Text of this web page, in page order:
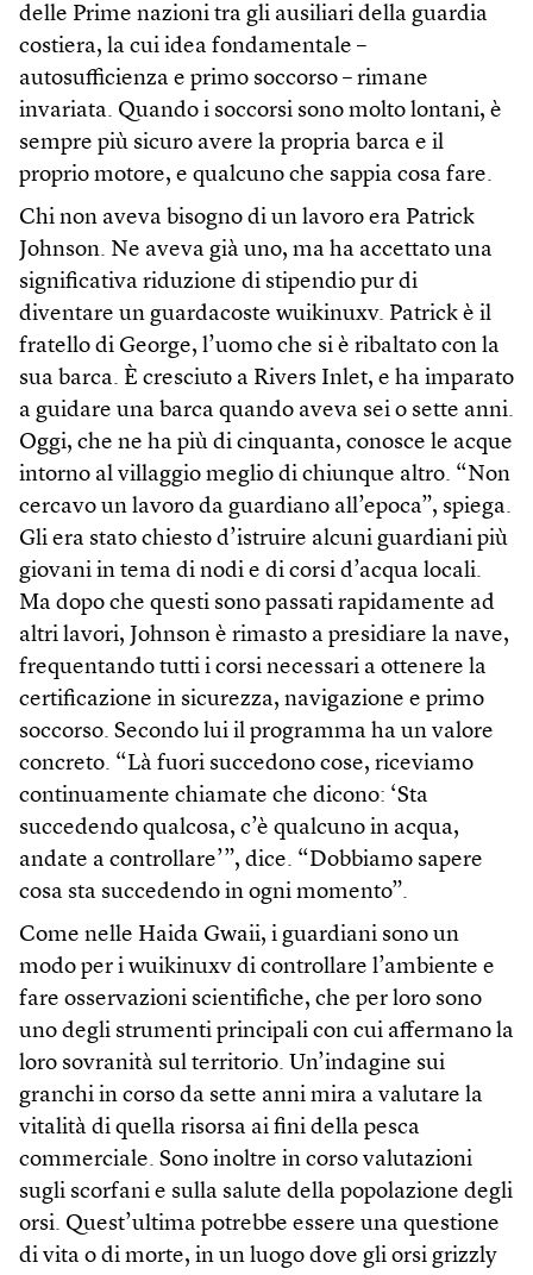
delle Prime nazioni tra gli ausiliari della guardia
costiera, la cui idea fondamentale –
autosufficienza e primo soccorso – rimane
invariata. Quando i soccorsi sono molto lontani, è
sempre più sicuro avere la propria barca e il
proprio motore, e qualcuno che sappia cosa fare.
Chi non aveva bisogno di un lavoro era Patrick
Johnson. Ne aveva già uno, ma ha accettato una
significativa riduzione di stipendio pur di
diventare un guardacoste wuikinuxv. Patrick è il
fratello di George, l’uomo che si è ribaltato con la
sua barca. È cresciuto a Rivers Inlet, e ha imparato
a guidare una barca quando aveva sei o sette anni.
Oggi, che ne ha più di cinquanta, conosce le acque
intorno al villaggio meglio di chiunque altro. “Non
cercavo un lavoro da guardiano all’epoca”, spiega.
Gli era stato chiesto d’istruire alcuni guardiani più
giovani in tema di nodi e di corsi d’acqua locali.
Ma dopo che questi sono passati rapidamente ad
altri lavori, Johnson è rimasto a presidiare la nave,
frequentando tutti i corsi necessari a ottenere la
certificazione in sicurezza, navigazione e primo
soccorso. Secondo lui il programma ha un valore
concreto. “Là fuori succedono cose, riceviamo
continuamente chiamate che dicono: ‘Sta
succedendo qualcosa, c’è qualcuno in acqua,
andate a controllare’”, dice. “Dobbiamo sapere
cosa sta succedendo in ogni momento”.
Come nelle Haida Gwaii, i guardiani sono un
modo per i wuikinuxv di controllare l’ambiente e
fare osservazioni scientifiche, che per loro sono
uno degli strumenti principali con cui affermano la
loro sovranità sul territorio. Un’indagine sui
granchi in corso da sette anni mira a valutare la
vitalità di quella risorsa ai fini della pesca
commerciale. Sono inoltre in corso valutazioni
sugli scorfani e sulla salute della popolazione degli
orsi. Quest’ultima potrebbe essere una questione
di vita o di morte, in un luogo dove gli orsi grizzly